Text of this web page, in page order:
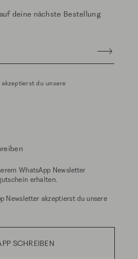
deine nächste Bestellung
du unsere
WhatsApp Newsletter
erhalten.
Newsletter akzeptierst du unsere
SCHREIBEN